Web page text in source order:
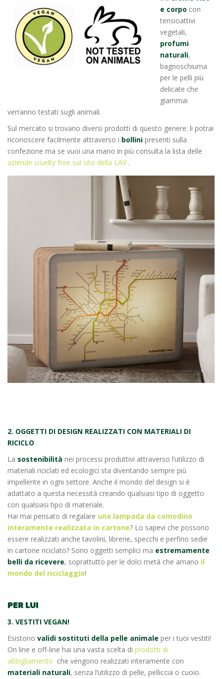
e corpo con
tensioattivi
vegetali,
profumi
naturali,
bagnoschiuma
per le pelli più
delicate che
giammai
verranno testati sugli animali.
Sul mercato si trovano diversi prodotti di questo genere: li potrai
riconoscere facilmente attraverso i bollini presenti sulla
confezione ma se vuoi una mano in più consulta la lista delle
aziende cruelty free sul sito della LAV.
2. OGGETTI DI DESIGN REALIZZATI CON MATERIALI DI
RICICLO
La sostenibilità nei processi produttivi attraverso l’utilizzo di
materiali riciclati ed ecologici sta diventando sempre più
impellente in ogni settore. Anche il mondo del design si è
adattato a questa necessità creando qualsiasi tipo di oggetto
con qualsiasi tipo di materiale.
Hai mai pensato di regalare una lampada da comodino
interamente realizzata in cartone? Lo sapevi che possono
essere realizzati anche tavolini, librerie, specchi e perfino sedie
in cartone riciclato? Sono oggetti semplici ma estremamente
belli da ricevere, soprattutto per le dolci metà che amano il
mondo del riciclaggio!
PER LUI
3. VESTITI VEGAN!
Esistono validi sostituti della pelle animale per i tuoi vestiti!
On line e off-line hai una vasta scelta di prodotti di
abbigliamento che vengono realizzati interamente con
materiali naturali, senza l’utilizzo di pelle, pelliccia o cuoio.